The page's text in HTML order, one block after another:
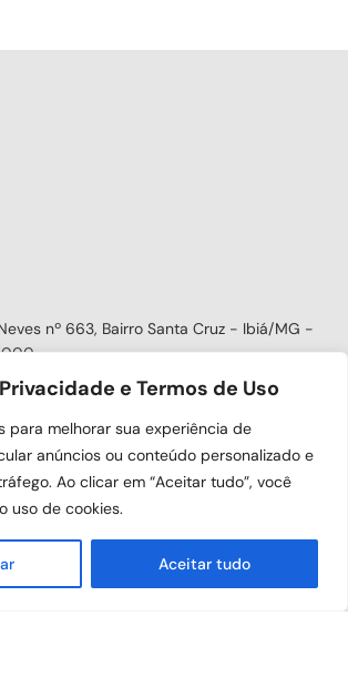
e Termos de Uso
para melhorar sua experiência de
anúncios ou conteúdo personalizado e
Ao clicar em “Aceitar tudo”, você
uso de cookies.
Aceitar tudo
nº 663, Bairro Santa Cruz - Ibiá/MG -
000
das 8:00h às 17:30h
sociais